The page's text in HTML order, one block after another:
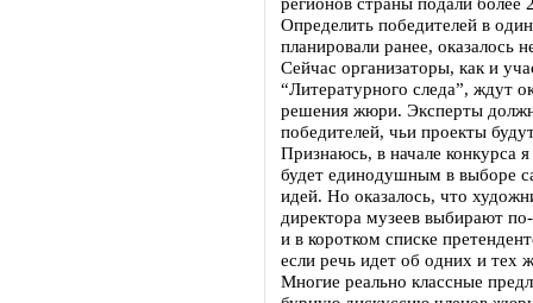
Определить победителей в
планировали ранее, оказалось
Сейчас организаторы, как и
“Литературного следа”, ждут
решения жюри. Эксперты
победителей, чьи проекты
Признаюсь, в начале конкурса
будет единодушным в выборе
идей. Но оказалось, что
директора музеев выбирают
и в коротком списке
если речь идет об одних и тех
Многие реально классные